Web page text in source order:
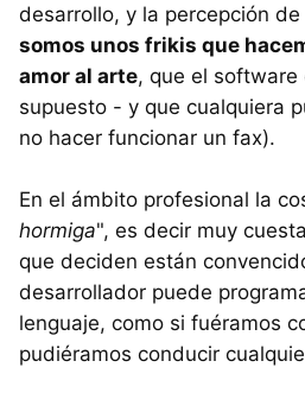
desarrollo, y la percepción
somos unos frikis que
amor al arte, que el
supuesto - y que cualquiera
no hacer funcionar un fax).
En el ámbito profesional la
hormiga", es decir muy
que deciden están
desarrollador puede
lenguaje, como si fuéramos
pudiéramos conducir